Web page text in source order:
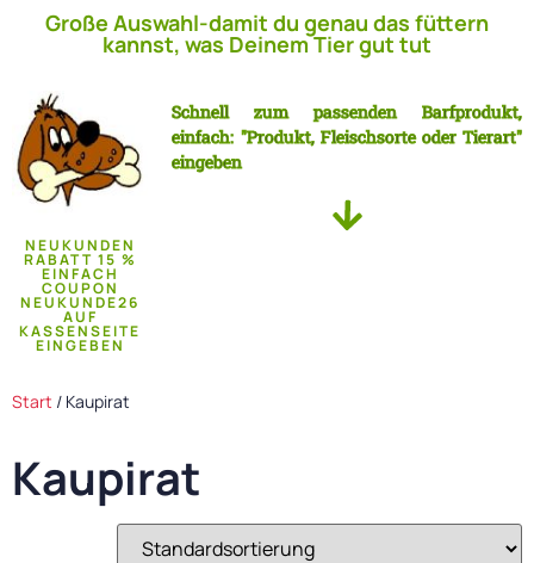
Große Auswahl-damit du genau das füttern
kannst, was Deinem Tier gut tut
NEUKUNDEN
RABATT 15 %
EINFACH
COUPON
NEUKUNDE26
AUF
KASSENSEITE
EINGEBEN
Schnell zum passenden Barfprodukt,
einfach: "Produkt, Fleischsorte oder Tierart"
eingeben
Start / Kaupirat
Kaupirat